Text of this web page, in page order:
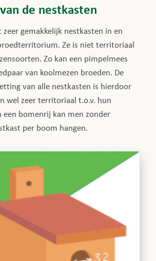
de nestkasten
zeer gemakkelijk nestkasten in en
Ze is niet territoriaal
Zo kan een pimpelmees
van koolmezen broeden. De
van alle nestkasten is hierdoor
wel zeer territoriaal t.o.v. hun
een bomenrij kan men zonder
per boom hangen.